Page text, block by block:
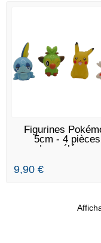
EN STOCK
Figurines
5cm - 4 pièces
Larméléon...
9,90 €